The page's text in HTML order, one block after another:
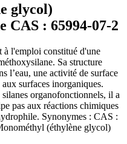
glycol)
: 65994-07-2
l'emploi constitué d'une
Sa structure
l’eau, une activité de surface
surfaces inorganiques.
organofonctionnels, il a
pas aux réactions chimiques
Synonymes : CAS :
(éthylène glycol)